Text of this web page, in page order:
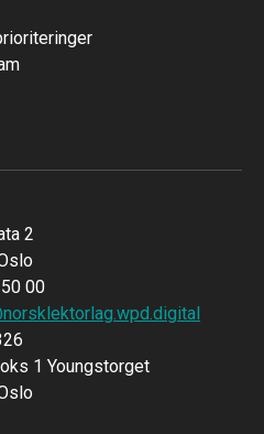
2
00
1 Youngstorget